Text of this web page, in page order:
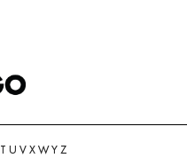
T U V X W Y Z